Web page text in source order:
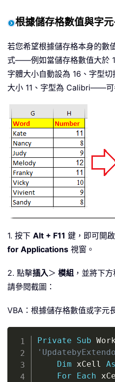
根據儲存格數值與字
若您希望根據儲存格本身的數
式——例如當儲存格數值大於
字體大小自動設為 16、字型
大小 11、字型為 Calibri——可
1. 按下 Alt + F11 鍵，即可開啟
for Applications 視窗。
2. 點擊插入＞ 模組 ，並將下
請參閱截圖：
VBA：根據儲存格數值或字元
Private Sub
Dim xCell As
For
Each